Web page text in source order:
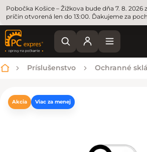
Pobočka Košice – Žižkova bude dňa 7. 8. 2026
príčin otvorená len do 13:00. Ďakujeme za
Domov
Príslušenstvo Ochranné sklá
Akcia Viac za menej